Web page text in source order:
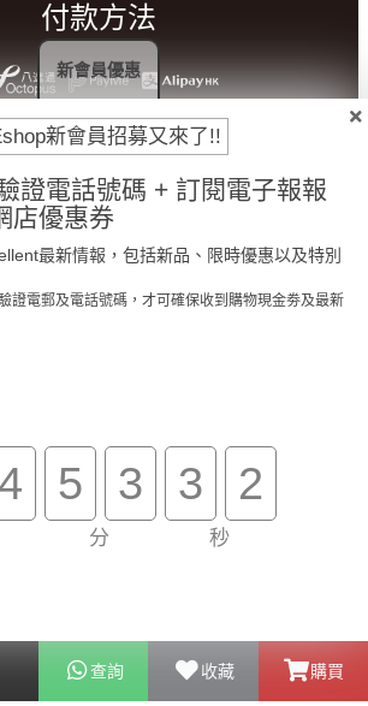
查詢 收藏 購買
付款方法
費自取 原裝行貨保證
新會員招募又來了!!
證電話號碼 + 訂閱電子報報
店優惠券
最新情報，包括新品、限時優惠以及特別
證電郵及電話號碼，才可確保收到購物現金劵及最新
4 5 3
分
3 2
秒
新會員優惠